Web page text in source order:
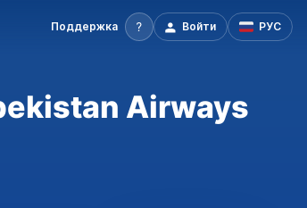
Поддержка Войти РУС
Airways